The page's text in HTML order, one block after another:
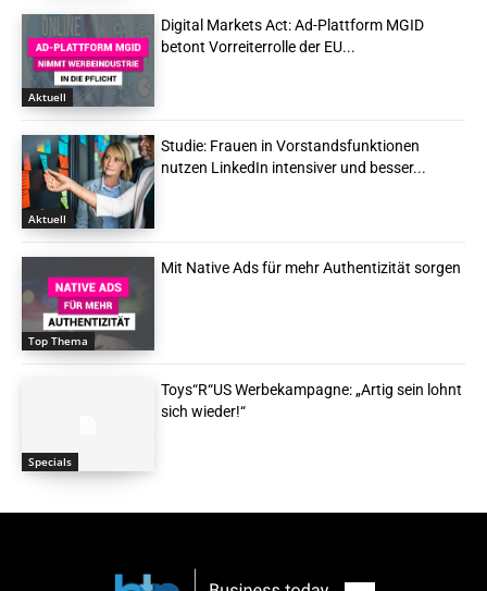
Aktuell
Digital Markets Act: Ad-Plattform MGID
betont Vorreiterrolle der EU...
Aktuell
Studie: Frauen in Vorstandsfunktionen
nutzen LinkedIn intensiver und besser...
Top Thema
Mit Native Ads für mehr Authentizität sorgen
Specials
Toys“R“US Werbekampagne: „Artig sein lohnt
sich wieder!“